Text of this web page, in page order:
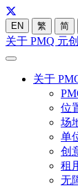
EN 繁 简
关于 PMQ 元
关于
位
场
单
创
租
无